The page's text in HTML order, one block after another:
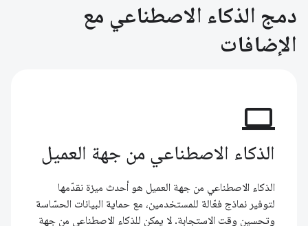
دمج الذكاء الاصطناعي مع
الإضافات
computer
الذكاء الاصطناعي من جهة العميل
الذكاء الاصطناعي من جهة العميل هو أحدث ميزة نقدّمها
لتوفير نماذج فعّالة للمستخدمين، مع حماية البيانات الحسّاسة
وتحسين وقت الاستجابة. لا يمكن للذكاء الاصطناعي من جهة